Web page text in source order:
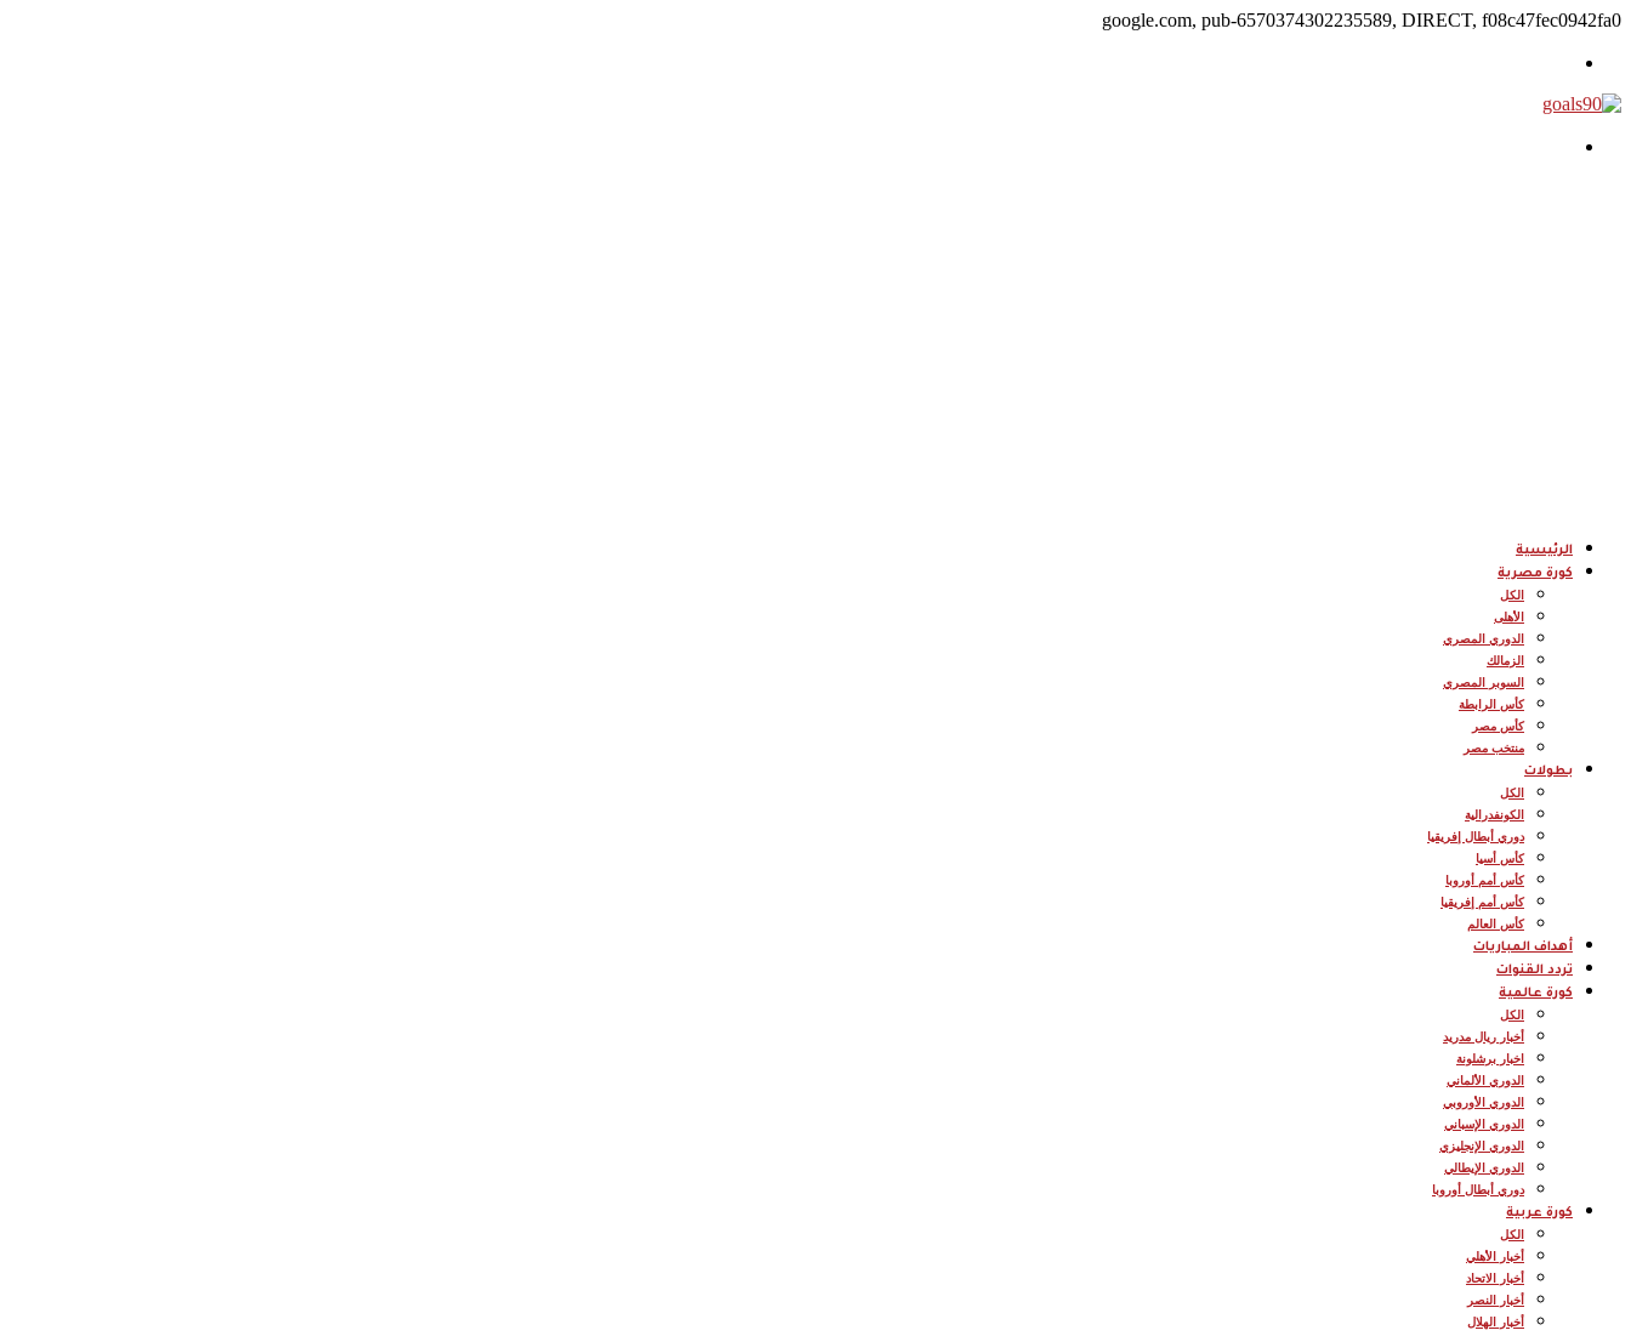
google.com, pub-6570374302235589, DIRECT, f08c47fec0942fa0
الرئيسية
كورة مصرية
الكل
الأهلى
الدوري المصري
الزمالك
السوبر المصري
كأس الرابطة
كأس مصر
منتخب مصر
بطولات
الكل
الكونفدرالية
دوري أبطال إفريقيا
كأس أسيا
كأس أمم أوروبا
كأس أمم إفريقيا
كأس العالم
أهداف المباريات
تردد القنوات
كورة عالمية
الكل
أخبار ريال مدريد
اخبار برشلونة
الدوري الألماني
الدوري الأوروبي
الدوري الإسباني
الدوري الإنجليزي
الدوري الإيطالي
دوري أبطال أوروبا
كورة عربية
الكل
أخبار الأهلي
أخبار الاتحاد
أخبار النصر
أخبار الهلال